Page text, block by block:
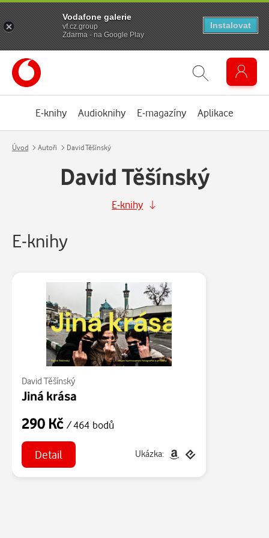
E-knihy Audioknihy E-magazíny Aplikace
Úvod Autoři David Těšínský
David Těšínský
E-knihy
E-knihy
David Těšínský
Jiná krása
290 Kč / 464 bodů
Detail Ukázka:
Vodafone galerie
vf.cz.group
Zdarma - na Google Play
Instalovat